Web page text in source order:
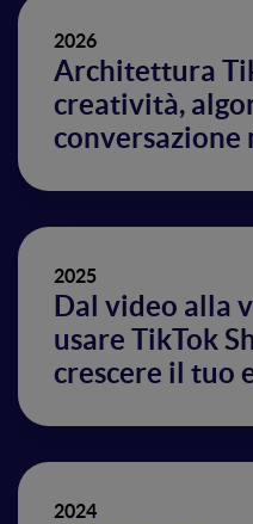
2026
Architettura
creatività,
conversazione
2025
Dal video alla
usare TikTok
crescere il tuo
2024